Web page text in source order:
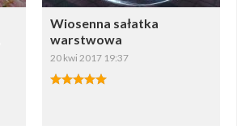
Wiosenna sałatka
warstwowa
20 kwi 2017 19:37